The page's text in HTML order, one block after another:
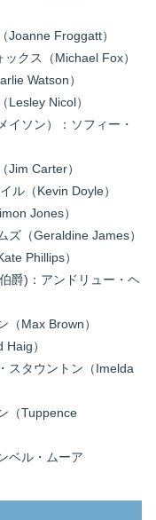
Joanne Froggatt）
クス（Michael Fox）
Watson）
Lesley Nicol）
イソン）：ソフィー・
Jim Carter）
ル（Kevin Doyle）
Jones）
ズ（Geraldine James）
Phillips）
爵)：アンドリュー・ヘ
（Max Brown）
）
スタウントン（Imelda
（Tuppence
ベル・ムーア